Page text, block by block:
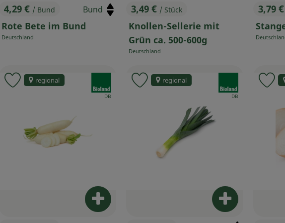
, Preis:
4,29 € / Bund
Rote Bete im Bund
, Herkunft:
Deutschland
, Preis:
3,49 € / Stück
Knollen-Sellerie mit
Grün ca. 500-600g
, Herkunft:
Deutschland
,
3,79 €
, Herkunft:
Produkt zum Warenkorb hinzufügen
, Kontrollstelle:
DB
regional
Produkt zu Favouriten hinzufügen
Produkt zum
, Kontrollstelle:
DB
regional
Produkt zu Favouriten hinzufügen